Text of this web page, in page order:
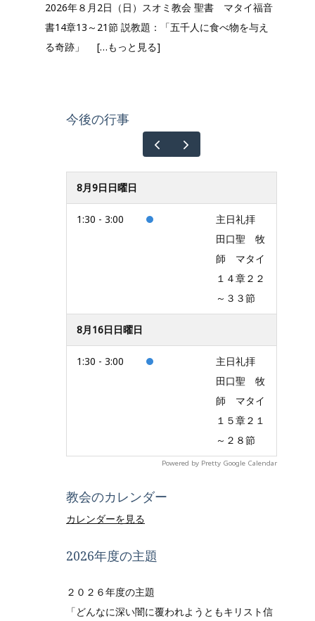
2026年８月2日（日）スオミ教会 聖書 マタイ福音
書14章13～21節 説教題：「五千人に食べ物を与え
る奇跡」 […もっと見る]
今後の行事
8月9日日曜日
1:30 - 3:00
主日礼拝
田口聖 牧
師 マタイ
１４章２２
～３３節
8月16日日曜日
1:30 - 3:00
主日礼拝
田口聖 牧
師 マタイ
１５章２１
～２８節
Powered by Pretty Google Calendar
教会のカレンダー
カレンダーを見る
2026年度の主題
２０２６年度の主題
「どんなに深い闇に覆われようともキリスト信